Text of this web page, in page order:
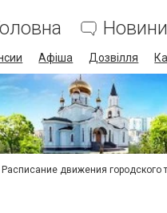
Новини
Афіша Дозвілля
Расписание движения городского